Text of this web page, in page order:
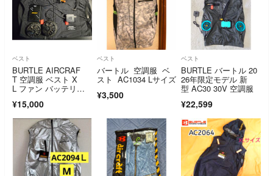
ベスト
BURTLE AIRCRAF
T 空調服 ベスト X
L ファン バッテリ
¥15,000
ベスト
バートル 空調服 ベ
スト AC1034 Lサイズ
¥3,500
ベスト
BURTLE バートル 20
26年限定モデル 新
型 AC30 30V 空調服
¥22,599